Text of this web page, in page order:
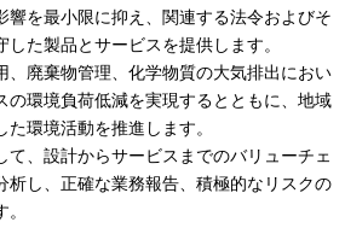
響を最小限に抑え、関連する法令およびそ
た製品とサービスを提供します。
、廃棄物管理、化学物質の大気排出におい
の環境負荷低減を実現するとともに、地域
環境活動を推進します。
て、設計からサービスまでのバリューチェ
析し、正確な業務報告、積極的なリスクの